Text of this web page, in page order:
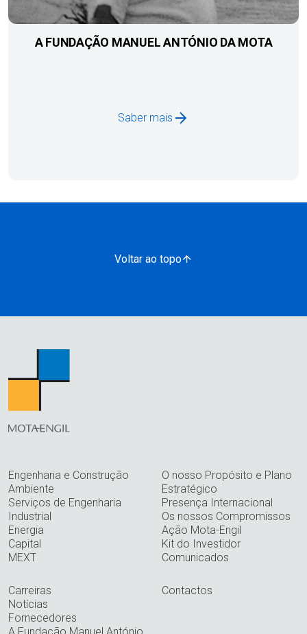
A FUNDAÇÃO MANUEL ANTÓNIO DA MOTA
Saber mais
Voltar ao topo
Engenharia e Construção
Ambiente
Serviços de Engenharia
Industrial
Energia
Capital
MEXT
O nosso Propósito e Plano
Estratégico
Presença Internacional
Os nossos Compromissos
Ação Mota-Engil
Kit do Investidor
Comunicados
Carreiras
Notícias
Fornecedores
Contactos